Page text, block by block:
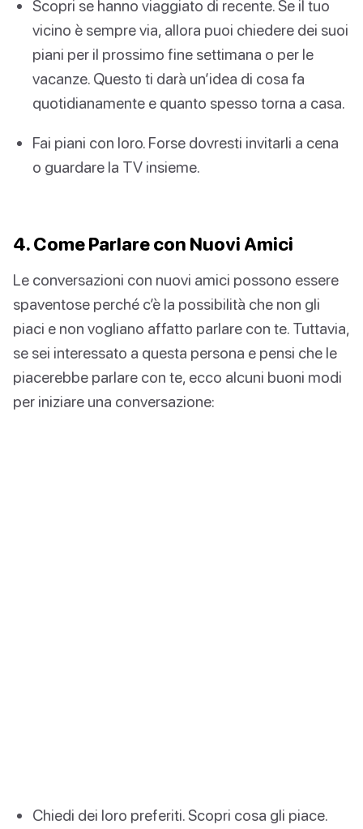
Scopri se hanno viaggiato di recente. Se il tuo
vicino è sempre via, allora puoi chiedere dei suoi
piani per il prossimo fine settimana o per le
vacanze. Questo ti darà un’idea di cosa fa
quotidianamente e quanto spesso torna a casa.
Fai piani con loro. Forse dovresti invitarli a cena
o guardare la TV insieme.
4. Come Parlare con Nuovi Amici
Le conversazioni con nuovi amici possono essere
spaventose perché c’è la possibilità che non gli
piaci e non vogliano affatto parlare con te. Tuttavia,
se sei interessato a questa persona e pensi che le
piacerebbe parlare con te, ecco alcuni buoni modi
per iniziare una conversazione:
Chiedi dei loro preferiti. Scopri cosa gli piace.